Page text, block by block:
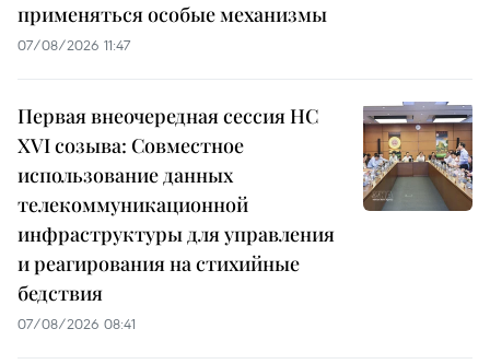
применяться особые механизмы
07/08/2026 11:47
Первая внеочередная сессия НС
XVI созыва: Совместное
использование данных
телекоммуникационной
инфраструктуры для управления
и реагирования на стихийные
бедствия
07/08/2026 08:41